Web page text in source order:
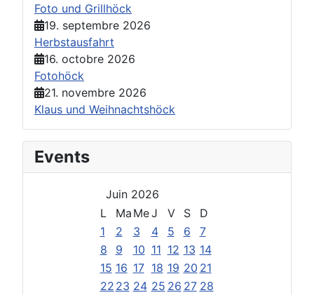
Foto und Grillhöck
19. septembre 2026
Herbstausfahrt
16. octobre 2026
Fotohöck
21. novembre 2026
Klaus und Weihnachtshöck
Events
Juin 2026
L
Ma MeJ V S
D
1
2 3 4 5 6
7
8
9 10 11 12 13 14
15 16 17 18 19 20 21
22 23 24 25 26 27 28